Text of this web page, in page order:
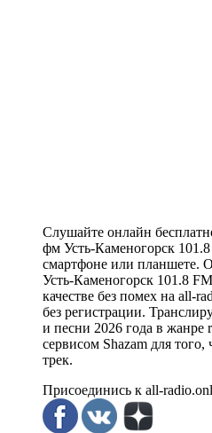
Слушайте онлайн
фм Усть-Каменогорск
смартфоне или планшете.
Усть-Каменогорск 101.8
качестве без помех на all-
без регистрации.
и песни 2026 года в жанре
сервисом Shazam для
трек.
Присоединись к all-